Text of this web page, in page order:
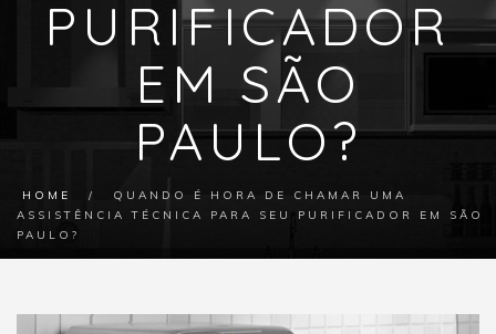
PURIFICADOR
EM SÃO
PAULO?
HOME /
QUANDO É HORA DE CHAMAR UMA
ASSISTÊNCIA TÉCNICA PARA SEU PURIFICADOR EM SÃO
PAULO?